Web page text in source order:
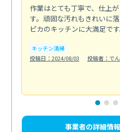
作業はとても丁寧で、仕上
す。頑固な汚れもきれいに
ピカのキッチンに大満足です
キッチン清掃
投稿日：2024/08/03
投稿者：で
事業者の詳細情